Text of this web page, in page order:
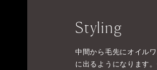
Styling
中間から毛先にオイル
に出るようになります